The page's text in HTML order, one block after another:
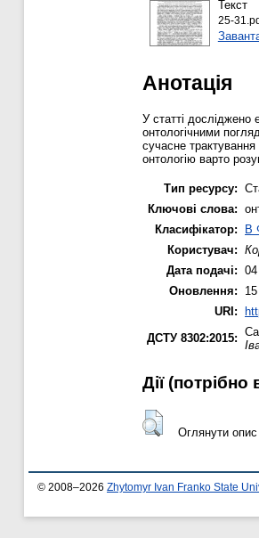
Текст
25-
Анотація
У статті досліджено
онтологічними
сучасне
онтологію варто
Тип ресурсу:
Ключові слова:
Класифікатор:
B
Користувач:
Дата подачі:
Оновлення:
URI:
ДСТУ 8302:2015:
Дії ​​(потрібно
Оглянути
© 2008–2026 Zhytomyr Ivan Franko State